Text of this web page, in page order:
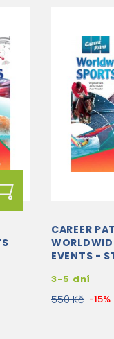
CAREER
EVENTS -
APP.
3-5 dní
550 Kč -15%